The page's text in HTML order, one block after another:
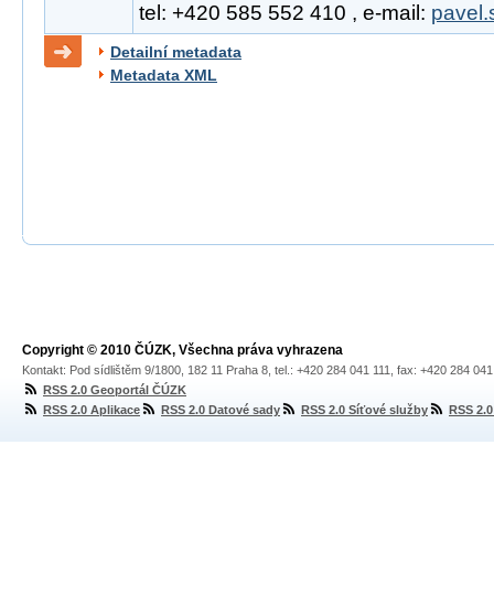
tel: +420 585 552 410 , e-mail:
Detailní metadata
Metadata XML
Copyright © 2010 ČÚZK, Všechna práva vyhrazena
Kontakt: Pod sídlištěm 9/1800, 182 11 Praha 8, tel.: +420 284 041 111, fax: +420 284
RSS 2.0 Geoportál ČÚZK
RSS 2.0 Aplikace
RSS 2.0 Datové sady RSS 2.0 Síťové služby RSS